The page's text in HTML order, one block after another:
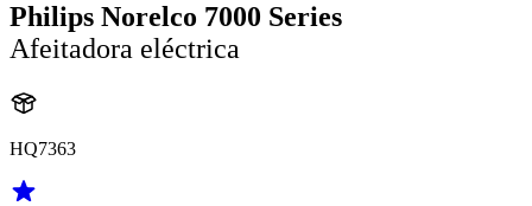
Philips Norelco 7000 Series
Afeitadora eléctrica
HQ7363